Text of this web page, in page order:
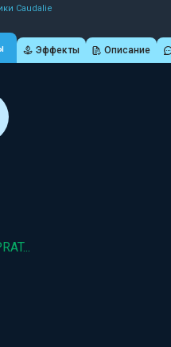
Caudalie
Эффекты Описание